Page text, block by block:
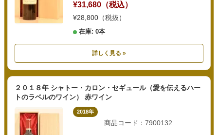
¥31,680（税込）
¥28,800（税抜）
在庫: 0本
詳しく見る »
２０１８年 シャトー・カロン・セギュール（愛を伝えるハー
トのラベルのワイン） 赤ワイン
2018年
商品コード：7900132